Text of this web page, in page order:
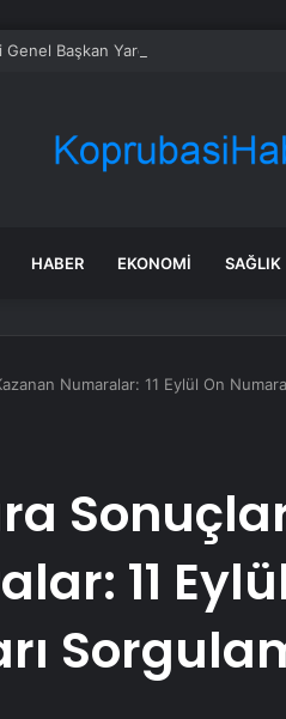
Başkan Yardımcısı Usta
HABER EKONOMI SAĞLIK
Numaralar: 11 Eylül On
11